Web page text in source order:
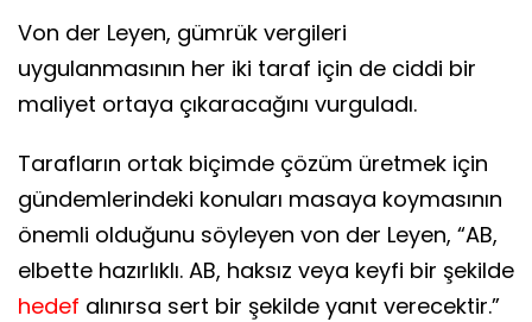
Von der Leyen, gümrük vergileri
uygulanmasının her iki taraf için de ciddi bir
maliyet ortaya çıkaracağını vurguladı.
Tarafların ortak biçimde çözüm üretmek için
gündemlerindeki konuları masaya koymasının
önemli olduğunu söyleyen von der Leyen, “AB,
elbette hazırlıklı. AB, haksız veya keyfi bir şekilde
hedef alınırsa sert bir şekilde yanıt verecektir.”